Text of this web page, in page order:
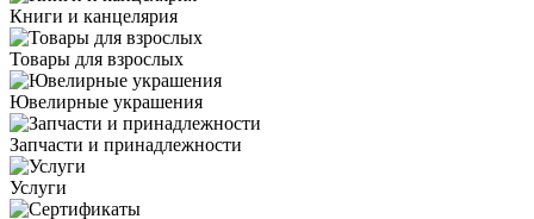
Книги и канцелярия
Товары для взрослых
Ювелирные украшения
Запчасти и принадлежности
Услуги